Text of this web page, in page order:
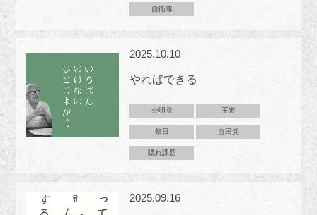
自衛隊
2025.10.10
やればできる
公明党 王道
祭日 自民党
隠れ課題
2025.09.16